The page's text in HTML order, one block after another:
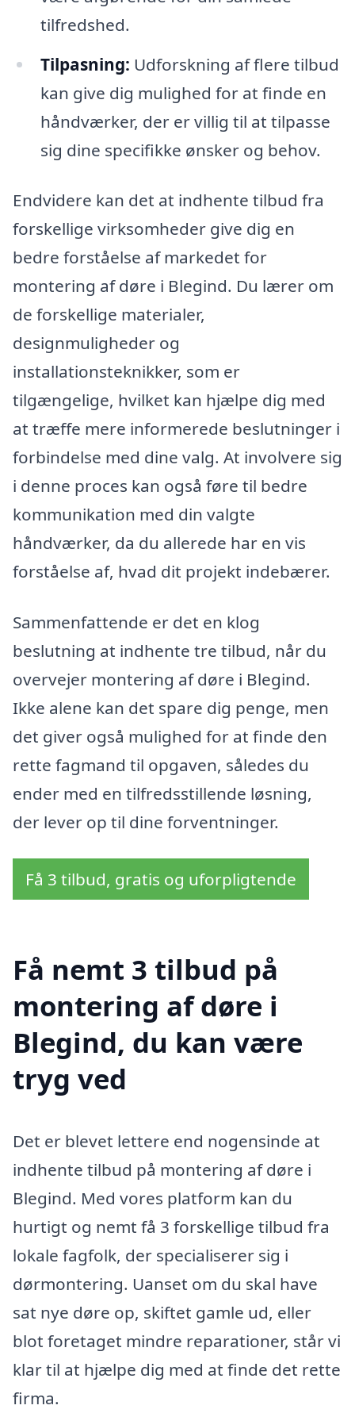
tilfredshed.
Tilpasning: Udforskning af flere tilbud
kan give dig mulighed for at finde en
håndværker, der er villig til at tilpasse
sig dine specifikke ønsker og behov.
Endvidere kan det at indhente tilbud fra
forskellige virksomheder give dig en
bedre forståelse af markedet for
montering af døre i Blegind. Du lærer om
de forskellige materialer,
designmuligheder og
installationsteknikker, som er
tilgængelige, hvilket kan hjælpe dig med
at træffe mere informerede beslutninger i
forbindelse med dine valg. At involvere sig
i denne proces kan også føre til bedre
kommunikation med din valgte
håndværker, da du allerede har en vis
forståelse af, hvad dit projekt indebærer.
Sammenfattende er det en klog
beslutning at indhente tre tilbud, når du
overvejer montering af døre i Blegind.
Ikke alene kan det spare dig penge, men
det giver også mulighed for at finde den
rette fagmand til opgaven, således du
ender med en tilfredsstillende løsning,
der lever op til dine forventninger.
Få 3 tilbud, gratis og uforpligtende
Få nemt 3 tilbud på
montering af døre i
Blegind, du kan være
tryg ved
Det er blevet lettere end nogensinde at
indhente tilbud på montering af døre i
Blegind. Med vores platform kan du
hurtigt og nemt få 3 forskellige tilbud fra
lokale fagfolk, der specialiserer sig i
dørmontering. Uanset om du skal have
sat nye døre op, skiftet gamle ud, eller
blot foretaget mindre reparationer, står vi
klar til at hjælpe dig med at finde det rette
firma.